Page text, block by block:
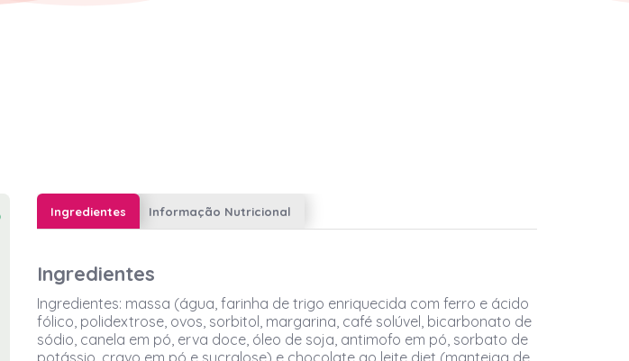
Ingredientes Informação Nutricional
Ingredientes
Ingredientes: massa (água, farinha de trigo enriquecida com ferro e ácido
fólico, polidextrose, ovos, sorbitol, margarina, café solúvel, bicarbonato de
sódio, canela em pó, erva doce, óleo de soja, antimofo em pó, sorbato de
potássio, cravo em pó e sucralose) e chocolate ao leite diet (manteiga de